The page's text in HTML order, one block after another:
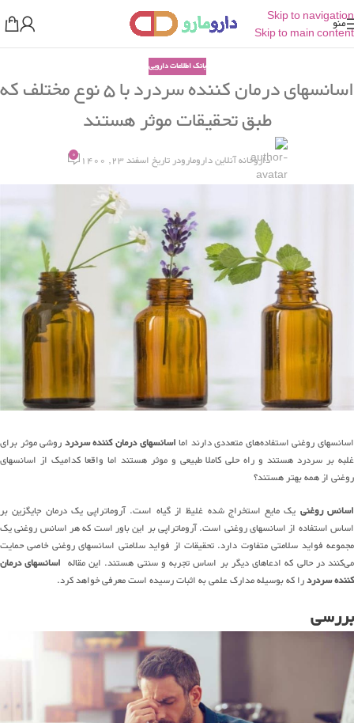
Skip to navigation
Skip to main content
منو
بانک اطلاعات دارویی
اسانسهای درمان کننده سردرد با ۵ نوع مختلف که
طبق تحقیقات موثر هستند
داروخانه آنلاین دارومارودر تاریخ اسفند 23, 1400 0
اسانسهای روغنی استفاده‌های متعددی دارند امااسانسهای درمان کننده سردردروشی موثر برای
غلبه بر سردرد هستند و راه حلی کاملا طبیعی و موثر هستند اما واقعا کدامیک از اسانسهای
روغنی از همه بهتر هستند؟
اسانس روغنی یک مایع استخراج شده غلیظ از گیاه است. آروماتراپی یک درمان جایگزین بر
اساس استفاده از اسانسهای روغنی است. آروماتراپی بر این باور است که هر اسانس روغنی یک
مجموعه فواید سلامتی متفاوت دارد. تحقیقات از فواید سلامتی اسانسهای روغنی خاصی حمایت
می‌کنند در حالی که ادعاهای دیگر بر اساس تجربه و سنتی هستند. این مقاله اسانسهای درمان
کننده سردردرا که بوسیله مدارک علمی به اثبات رسیده است معرفی خواهد کرد.
بررسی